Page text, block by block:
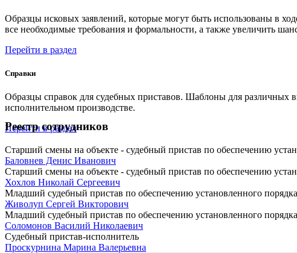
Образцы исковых заявлений, которые могут быть использованы в
все необходимые требования и формальности, а также увеличить
Перейти в раздел
Справки
Образцы справок для судебных приставов. Шаблоны для различных
исполнительном производстве.
Перейти в раздел
Реестр сотрудников
Старший смены на объекте - судебный пристав по обеспечению
Баловнев Денис Иванович
Старший смены на объекте - судебный пристав по обеспечению
Хохлов Николай Сергеевич
Младший судебный пристав по обеспечению установленного порядка
Живолуп Сергей Викторович
Младший судебный пристав по обеспечению установленного порядка
Соломонов Василий Николаевич
Судебный пристав-исполнитель
Проскурнина Марина Валерьевна